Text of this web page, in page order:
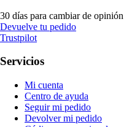
30 días para cambiar de opinión
Devuelve tu pedido
Trustpilot
Servicios
Mi cuenta
Centro de ayuda
Seguir mi pedido
Devolver mi pedido